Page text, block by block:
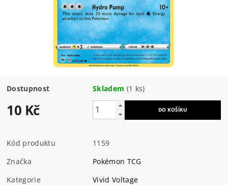
Dostupnost Skladem (1 ks)
10 Kč
Kód produktu
1159
Značka
Pokémon TCG
Kategorie
Vivid Voltage